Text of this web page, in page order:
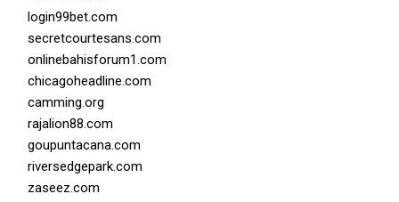
login99bet.com
secretcourtesans.com
onlinebahisforum1.com
chicagoheadline.com
camming.org
rajalion88.com
goupuntacana.com
riversedgepark.com
zaseez.com